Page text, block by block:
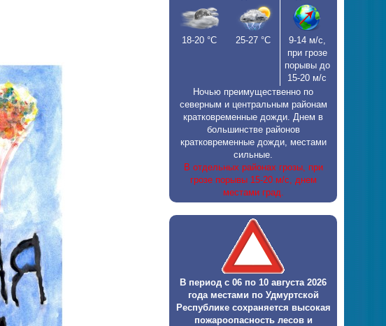
18-20 °С 25-27°С
9-14 м/с,
при грозе
порывы до
15-20 м/с
Ночью преимущественно по
северным и центральным районам
кратковременные дожди. Днем в
большинстве районов
кратковременные дожди, местами
сильные.
В отдельных районах грозы, при
грозе порывы 15-20 м/с, днем
местами град.
В период с 06 по 10 августа 2026
года местами по Удмуртской
Республике сохраняется высокая
пожароопасность лесов и